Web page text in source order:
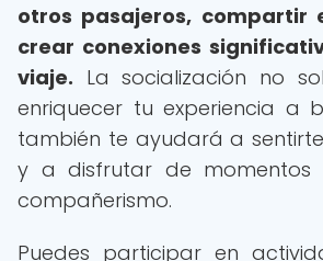
otros pasajeros, compartir
crear conexiones
viaje. La socialización no
enriquecer tu experiencia a
también te ayudará a
y a disfrutar de momentos
compañerismo.
Puedes participar en